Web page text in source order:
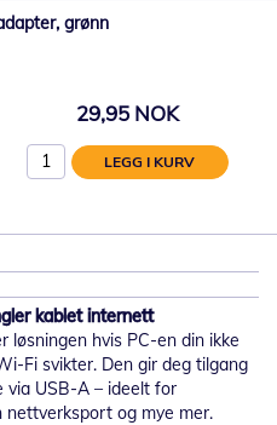
grønn
29,95 NOK
LEGG I KURV
kablet internett
løsningen hvis PC-en din ikke
Fi svikter. Den gir deg tilgang
USB-A – ideelt for
og mye mer.